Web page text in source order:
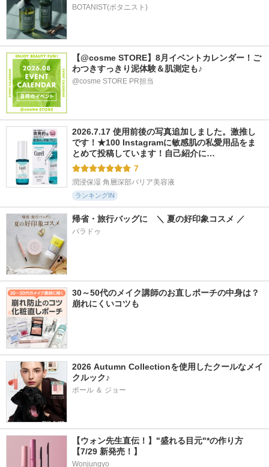
BOTANIST(ボタニスト)
【@cosme STORE】8月イベントカレンダー！ご
わつきすっきり泥体験＆肌測定も♪
@cosme STORE PR担当
2026.7.17 使用前後の写真追加しました。激推し
です！★100 Instagramに敏感肌の私愛用品をま
とめて投稿しています！自己紹介に…
7
潤浸保湿 角層深部バリア美容液
ランキングIN
帰省・旅行バッグに　＼ 夏の好印象コスメ ／
パラドゥ
30～50代のメイク講師のお直しポーチの中身は？
崩れにくいコツも
2026 Autumn Collectionを使用したクールなメイ
クルック♪
ポール ＆ ジョー
【ウォン先生直伝！】"盛れる目元"*の作り方
【7/29 新発売！】
Wonjungyo